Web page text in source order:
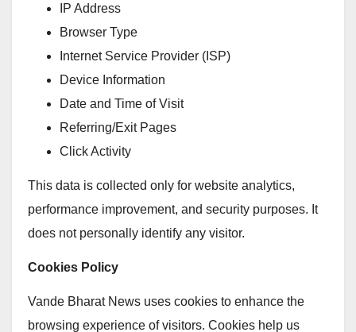
IP Address
Browser Type
Internet Service Provider (ISP)
Device Information
Date and Time of Visit
Referring/Exit Pages
Click Activity
This data is collected only for website analytics,
performance improvement, and security purposes. It
does not personally identify any visitor.
Cookies Policy
Vande Bharat News uses cookies to enhance the
browsing experience of visitors. Cookies help us